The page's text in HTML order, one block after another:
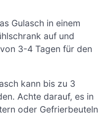
Gulasch in einem
auf und
3-4 Tagen für den
kann bis zu 3
Achte darauf, es in
oder Gefrierbeuteln